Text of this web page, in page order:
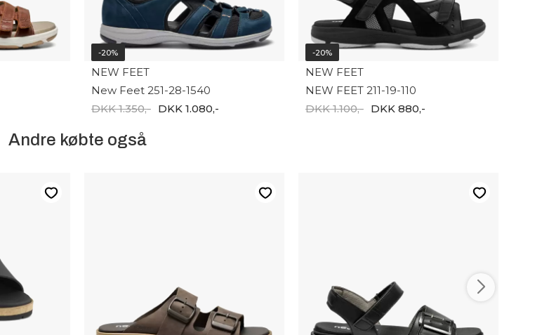
-20%
NEW FEET
New Feet 251-28-1540
DKK 1.350,- DKK 1.080,-
-20%
NEW FEET
NEW FEET 211-19-110
DKK 1.100,- DKK 880,-
Andre købte også